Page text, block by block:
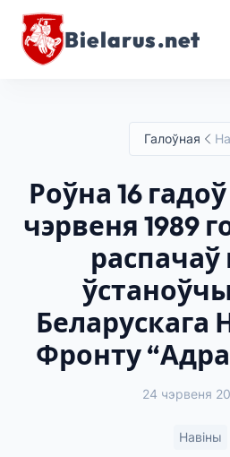
Bielarus.net
Галоўная
Роўна 16
чэрвеня 1989
распачаў
Беларускага
Фронту
24 чэрвеня
Навіны